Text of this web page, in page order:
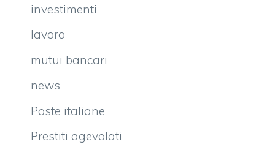
investimenti
lavoro
mutui bancari
news
Poste italiane
Prestiti agevolati